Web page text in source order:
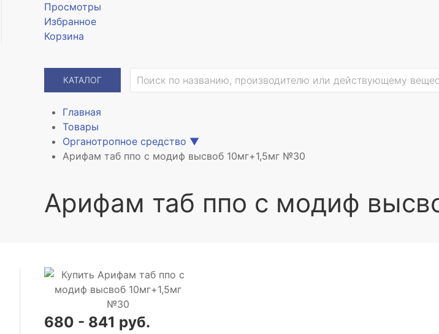
Просмотры
Избранное
Корзина
КАТАЛОГ
Главная
Товары
Органотропное средство ▼
Арифам таб ппо с модиф высвоб 10мг+1,5мг №30
Арифам таб ппо с модиф
680 - 841 руб.